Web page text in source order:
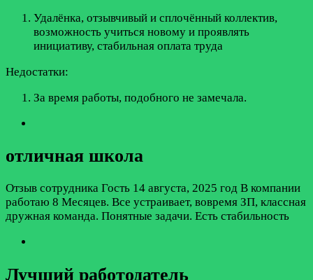
Удалёнка, отзывчивый и сплочённый коллектив,
возможность учиться новому и проявлять
инициативу, стабильная оплата труда
Недостатки:
За время работы, подобного не замечала.
отличная школа
Отзыв сотрудника Гость 14 августа, 2025 год В компании
работаю 8 Месяцев. Все устраивает, вовремя ЗП, классная
дружная команда. Понятные задачи. Есть стабильность
Лучший работодатель